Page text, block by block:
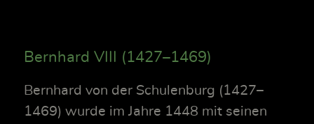
Bernhard VIII (1427–1469)
Bernhard von der Schulenburg (1427–
1469) wurde im Jahre 1448 mit seinen